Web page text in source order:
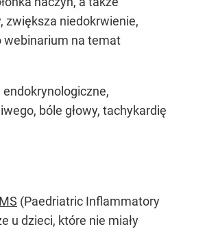
zwiększa niedokrwienie,
webinarium na temat
endokrynologiczne,
bóle głowy, tachykardię
(Paedriatric Inflammatory
u dzieci, które nie miały